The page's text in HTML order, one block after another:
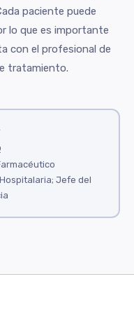
paciente puede
lo que es importante
con el profesional de
tratamiento.
Jefe del